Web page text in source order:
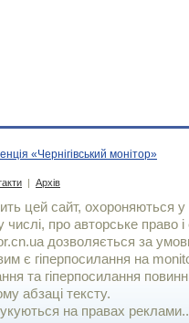
«Чернігівський монітор»
| Архів
цей сайт, охороняються у
про авторське право і
дозволяється за
є гiперпосилання на
та гіперпосилання
абзаці тексту.
на правах реклами..